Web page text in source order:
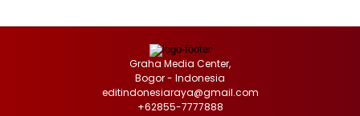
Graha Media Center,
Bogor - Indonesia
editindonesiaraya@gmail.com
+62855-7777888